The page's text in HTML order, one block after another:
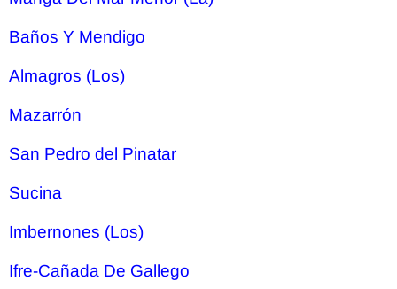
Baños Y Mendigo
Almagros (Los)
Mazarrón
San Pedro del Pinatar
Sucina
Imbernones (Los)
Ifre-Cañada De Gallego